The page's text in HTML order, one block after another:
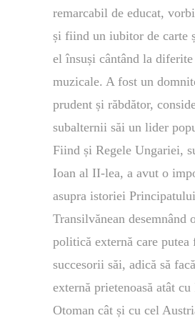
remarcabil de educat,
și fiind un iubitor de carte
el însuși cântând la
muzicale. A fost un
prudent și răbdător,
subalternii săi un lider
Fiind și Regele Ungariei,
Ioan al II-lea, a avut o
asupra istoriei Principatului
Transilvănean desemnând
politică externă care
succesorii săi, adică să
externă prietenoasă atât
Otoman cât și cu cel